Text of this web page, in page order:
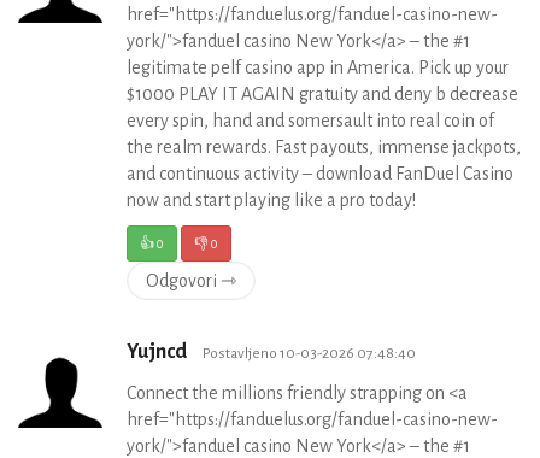
href="https://fanduelus.org/fanduel-casino-new-
york/">fanduel casino New York</a> – the #1
legitimate pelf casino app in America. Pick up your
$1000 PLAY IT AGAIN gratuity and deny b decrease
every spin, hand and somersault into real coin of
the realm rewards. Fast payouts, immense jackpots,
and continuous activity – download FanDuel Casino
now and start playing like a pro today!
👍0 👎0
Odgovori ⇾
Yujncd Postavljeno 10-03-2026 07:48:40
Connect the millions friendly strapping on <a
href="https://fanduelus.org/fanduel-casino-new-
york/">fanduel casino New York</a> – the #1